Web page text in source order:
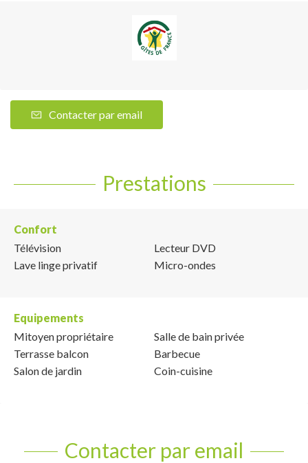
Contacter par email
Prestations
Confort
Télévision
Lave linge privatif
Lecteur DVD
Micro-ondes
Equipements
Mitoyen propriétaire
Terrasse balcon
Salon de jardin
Salle de bain privée
Barbecue
Coin-cuisine
Contacter par email